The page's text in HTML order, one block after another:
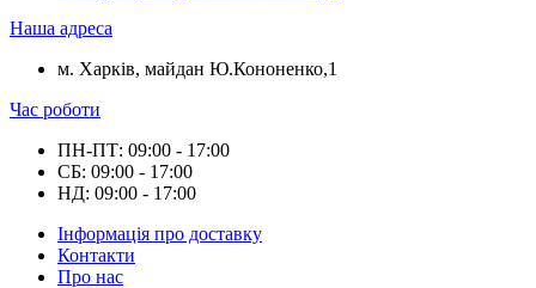
Наша адреса
м. Харків, майдан Ю.Кононенко,1
Час роботи
ПН-ПТ: 09:00 - 17:00
СБ: 09:00 - 17:00
НД: 09:00 - 17:00
Інформація про доставку
Контакти
Про нас